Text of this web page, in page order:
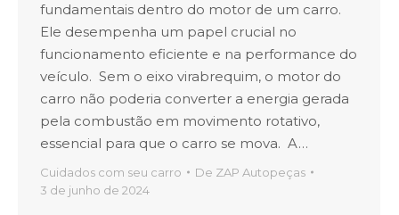
fundamentais dentro do motor de um carro.
Ele desempenha um papel crucial no
funcionamento eficiente e na performance do
veículo. Sem o eixo virabrequim, o motor do
carro não poderia converter a energia gerada
pela combustão em movimento rotativo,
essencial para que o carro se mova. A…
Cuidados com seu carro De ZAP Autopeças
3 de junho de 2024